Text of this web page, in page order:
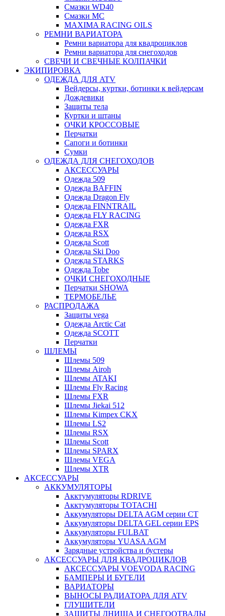
Смазки WD40
Смазки МС
MAXIMA RACING OILS
РЕМНИ ВАРИАТОРА
Ремни вариатора для квадроциклов
Ремни вариатора для снегоходов
СВЕЧИ И СВЕЧНЫЕ КОЛПАЧКИ
ЭКИПИРОВКА
ОДЕЖДА ДЛЯ ATV
Вейдерсы, куртки, ботинки к вейдерсам
Дождевики
Защиты тела
Куртки и штаны
ОЧКИ КРОССОВЫЕ
Перчатки
Сапоги и ботинки
Сумки
ОДЕЖДА ДЛЯ СНЕГОХОДОВ
АКСЕССУАРЫ
Одежда 509
Одежда BAFFIN
Одежда Dragon Fly
Одежда FINNTRAIL
Одежда FLY RACING
Одежда FXR
Одежда RSX
Одежда Scott
Одежда Ski Doo
Одежда STARKS
Одежда Tobe
ОЧКИ СНЕГОХОДНЫЕ
Перчатки SHOWA
ТЕРМОБЕЛЬЕ
РАСПРОДАЖА
Защиты vega
Одежда Arctic Cat
Одежда SCOTT
Перчатки
ШЛЕМЫ
Шлемы 509
Шлемы Airoh
Шлемы ATAKI
Шлемы Fly Racing
Шлемы FXR
Шлемы Jiekai 512
Шлемы Kimpex CKX
Шлемы LS2
Шлемы RSX
Шлемы Scott
Шлемы SPARX
Шлемы VEGA
Шлемы XTR
АКСЕССУАРЫ
АККУМУЛЯТОРЫ
Акктумуляторы RDRIVE
Акктумуляторы TOTACHI
Аккумуляторы DELTA AGM серии CT
Аккумуляторы DELTA GEL серии EPS
Аккумуляторы FULBAT
Аккумуляторы YUASA AGM
Зарядные устройства и бустеры
АКСЕССУАРЫ ДЛЯ КВАДРОЦИКЛОВ
АКСЕССУАРЫ VOEVODA RACING
БАМПЕРЫ И БУГЕЛИ
ВАРИАТОРЫ
ВЫНОСЫ РАДИАТОРА ДЛЯ ATV
ГЛУШИТЕЛИ
ЗАЩИТЫ ДНИЩА И СНЕГООТВАЛЫ